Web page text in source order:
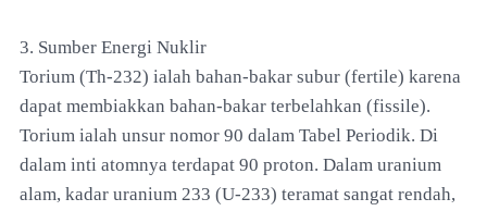
3. Sumber Energi Nuklir
Torium (Th-232) ialah bahan-bakar subur (fertile) karena
dapat membiakkan bahan-bakar terbelahkan (fissile).
Torium ialah unsur nomor 90 dalam Tabel Periodik. Di
dalam inti atomnya terdapat 90 proton. Dalam uranium
alam, kadar uranium 233 (U-233) teramat sangat rendah,